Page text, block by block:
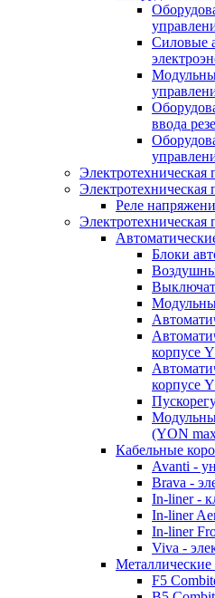
Силовые
ввода
Электротехническая
Реле
Блоки
корпусе
корпусе
(YON
Кабельные
Avanti -
Brava -
In-liner -
In-liner
In-liner
Viva -
F5